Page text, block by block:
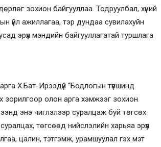
зохион байгууллаа. Тодруулбал, хүний
үйл ажиллагаа, тэр дундаа сувилахуйн
эрүүл мэндийн байгууллагатай туршлага
Х.Бат-Ирээдүй “Бодлогын түвшинд
зорилгоор олон арга хэмжээг зохион
энэ чиглэлээр суралцаж буй төгсөх
төгсөөд нийслэлийн харьяа эрүүл
цалин, тэтгэмж, урамшуулал гэх мэт